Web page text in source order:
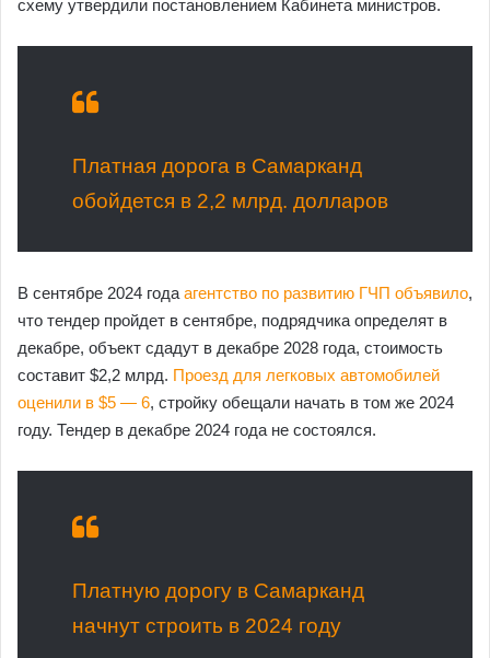
схему утвердили постановлением Кабинета министров.
Платная дорога в Самарканд
обойдется в 2,2 млрд. долларов
В сентябре 2024 года агентство по развитию ГЧП объявило,
что тендер пройдет в сентябре, подрядчика определят в
декабре, объект сдадут в декабре 2028 года, стоимость
составит $2,2 млрд. Проезд для легковых автомобилей
оценили в $5 — 6, стройку обещали начать в том же 2024
году. Тендер в декабре 2024 года не состоялся.
Платную дорогу в Самарканд
начнут строить в 2024 году